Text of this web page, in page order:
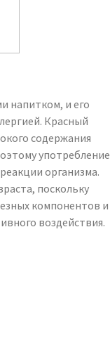
напитком, и его
Красный
содержания
употребление
организма.
поскольку
компонентов и
воздействия.